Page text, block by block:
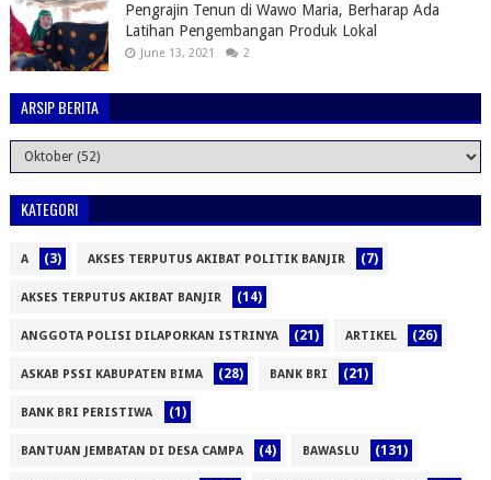
Pengrajin Tenun di Wawo Maria, Berharap Ada
Latihan Pengembangan Produk Lokal
June 13, 2021 2
ARSIP BERITA
KATEGORI
A (3) AKSES TERPUTUS AKIBAT POLITIK BANJIR (7)
AKSES TERPUTUS AKIBAT BANJIR (14)
ANGGOTA POLISI DILAPORKAN ISTRINYA (21) ARTIKEL (26)
ASKAB PSSI KABUPATEN BIMA (28) BANK BRI (21)
BANK BRI PERISTIWA (1)
BANTUAN JEMBATAN DI DESA CAMPA (4) BAWASLU (131)